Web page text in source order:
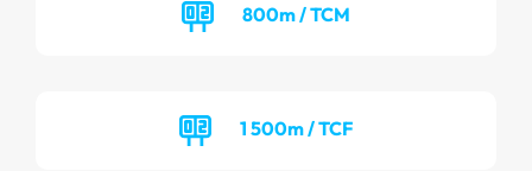
800m / TCM
1 500m / TCF